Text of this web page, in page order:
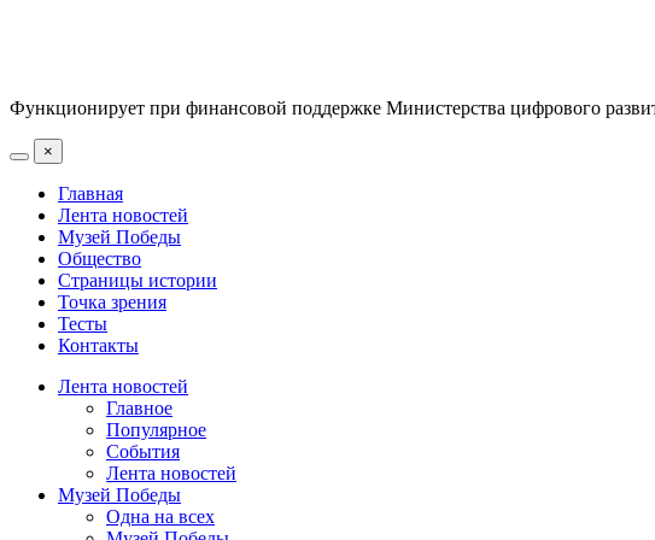
Функционирует при финансовой поддержке Министерства цифрового
×
Главная
Лента новостей
Музей Победы
Общество
Страницы истории
Точка зрения
Тесты
Контакты
Лента новостей
Главное
Популярное
События
Лента новостей
Музей Победы
Одна на всех